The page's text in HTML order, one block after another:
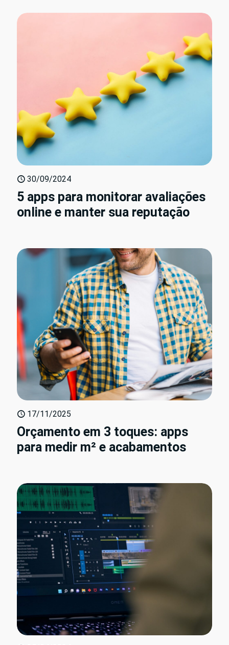
30/09/2024
5 apps para monitorar avaliações
online e manter sua reputação
17/11/2025
Orçamento em 3 toques: apps
para medir m² e acabamentos